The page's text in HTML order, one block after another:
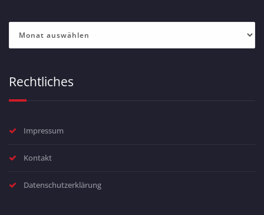
Rechtliches
Impressum
Kontakt
Datenschutzerklärung